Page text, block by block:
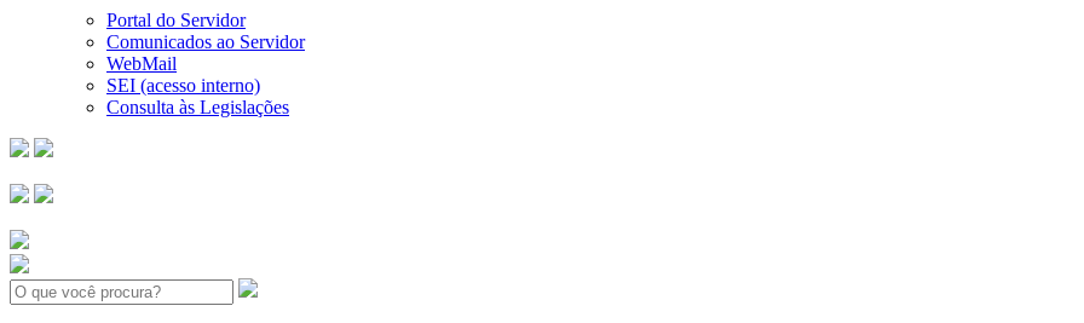
Portal do Servidor
Comunicados ao Servidor
WebMail
SEI (acesso interno)
Consulta às Legislações
Search: